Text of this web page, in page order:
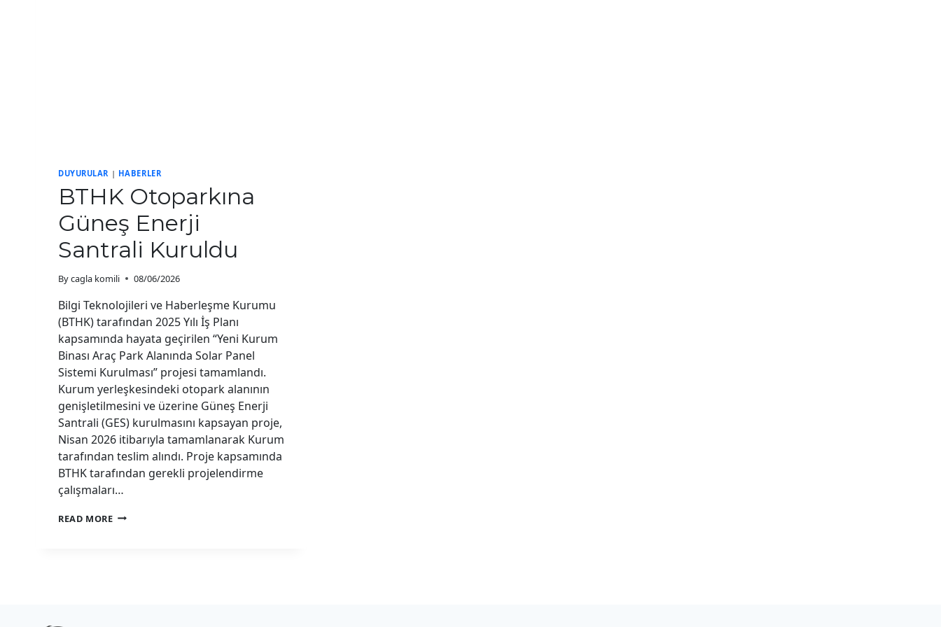
DUYURULAR | HABERLER
BTHK Otoparkına
Güneş Enerji
Santrali Kuruldu
Bycagla komili 08/06/2026
Bilgi Teknolojileri ve Haberleşme Kurumu
(BTHK) tarafından 2025 Yılı İş Planı
kapsamında hayata geçirilen “Yeni Kurum
Binası Araç Park Alanında Solar Panel
Sistemi Kurulması” projesi tamamlandı.
Kurum yerleşkesindeki otopark alanının
genişletilmesini ve üzerine Güneş Enerji
Santrali (GES) kurulmasını kapsayan proje,
Nisan 2026 itibarıyla tamamlanarak Kurum
tarafından teslim alındı. Proje kapsamında
BTHK tarafından gerekli projelendirme
çalışmaları…
READ MOREBTHK